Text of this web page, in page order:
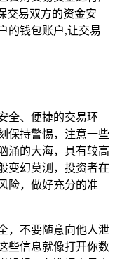
交易双方的资金安
的钱包账户,让交易
全、便捷的交易环
保持警惕，注意一些
涌的大海，具有较高
变幻莫测，投资者在
险，做好充分的准
，不要随意向他人泄
些信息就像打开你数